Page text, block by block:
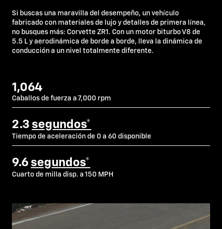
Si buscas una maravilla del desempeño, un vehículo
fabricado con materiales de lujo y detalles de primera línea,
no busques más: Corvette ZR1. Con un motor biturbo V8 de
5.5 L y aerodinámica de borde a borde, lleva la dinámica de
conducción a un nivel totalmente diferente.
1,064
Caballos de fuerza a 7,000 rpm
2.3 segundos*
Tiempo de aceleración de 0 a 60 disponible
9.6 segundos*
Cuarto de milla disp. a 150 MPH